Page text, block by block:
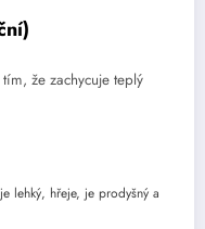
že zachycuje teplý
lehký, hřeje, je prodyšný a